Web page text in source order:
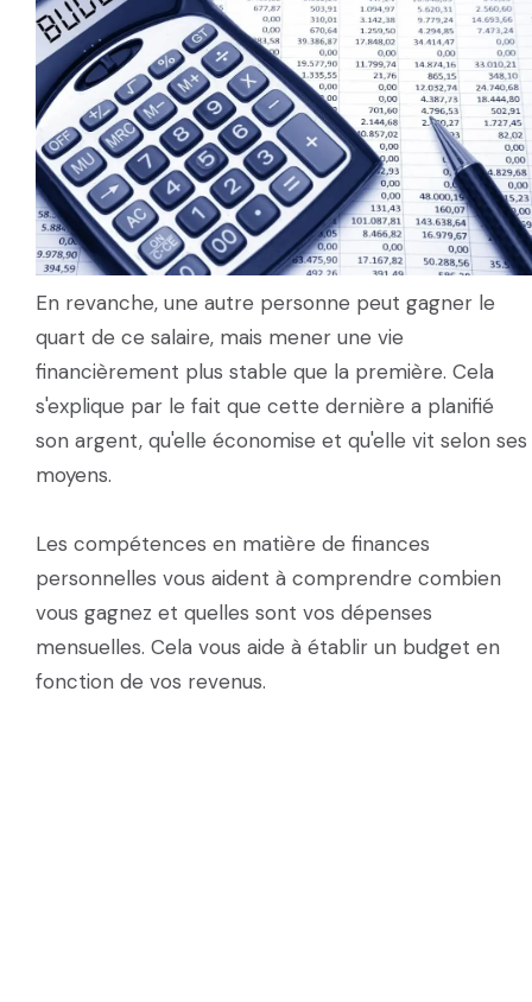
En revanche, une autre personne peut gagner le
quart de ce salaire, mais mener une vie
financièrement plus stable que la première. Cela
s'explique par le fait que cette dernière a planifié
son argent, qu'elle économise et qu'elle vit selon ses
moyens.
Les compétences en matière de finances
personnelles vous aident à comprendre combien
vous gagnez et quelles sont vos dépenses
mensuelles. Cela vous aide à établir un budget en
fonction de vos revenus.